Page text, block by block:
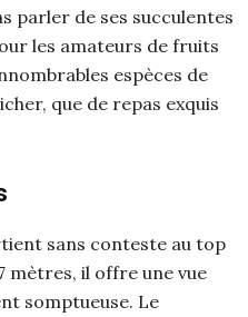
parler de ses succulentes
les amateurs de fruits
espèces de
que de repas exquis
sans conteste au top
mètres, il offre une vue
somptueuse. Le